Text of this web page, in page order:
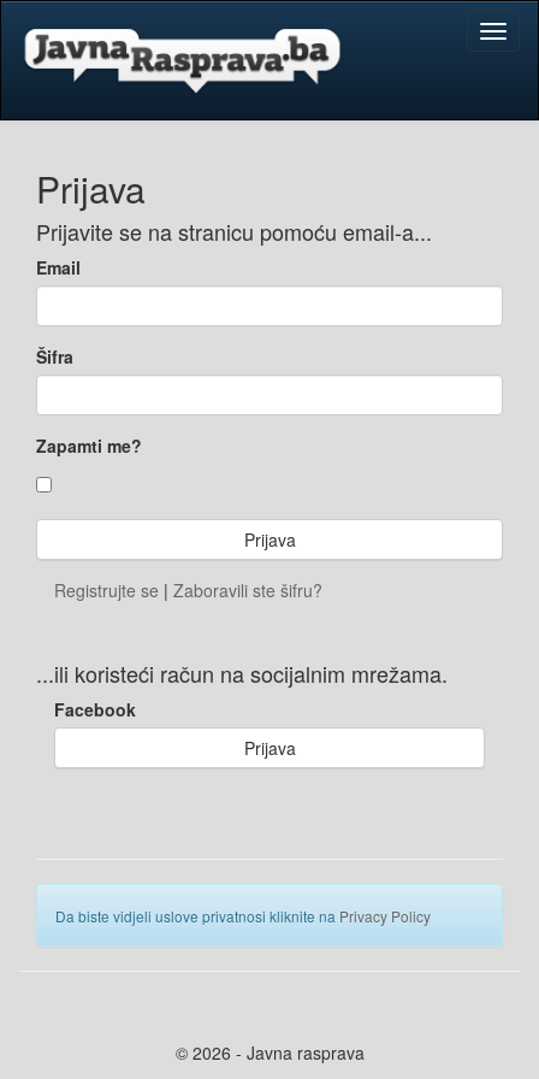
Prijava
Prijavite se na stranicu pomoću email-a...
Email
Šifra
Zapamti me?
Registrujte se | Zaboravili ste šifru?
...ili koristeći račun na socijalnim mrežama.
Facebook
Prijava
Da biste vidjeli uslove privatnosi kliknite na Privacy Policy
© 2026 - Javna rasprava